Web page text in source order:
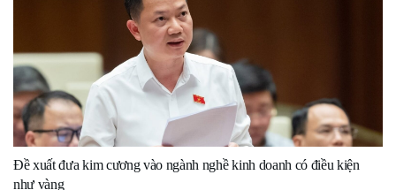
Đề xuất đưa kim cương vào ngành nghề kinh doanh có điều kiện
như vàng